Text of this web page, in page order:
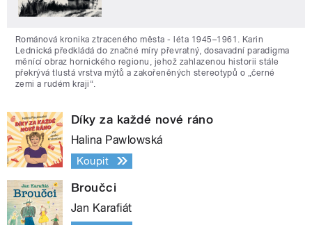
Románová kronika ztraceného města - léta 1945–1961. Karin
Lednická předkládá do značné míry převratný, dosavadní paradigma
měnící obraz hornického regionu, jehož zahlazenou historii stále
překrývá tlustá vrstva mýtů a zakořeněných stereotypů o „černé
zemi a rudém kraji“.
Díky za každé nové ráno
Halina Pawlowská
Koupit
Broučci
Jan Karafiát